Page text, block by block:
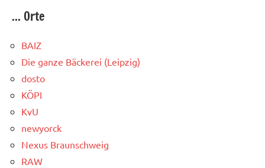
... Orte
BAIZ
Die ganze Bäckerei (Leipzig)
dosto
KÖPI
KvU
newyorck
Nexus Braunschweig
RAW